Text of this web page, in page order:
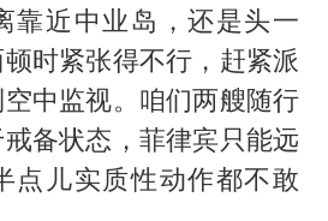
靠近中业岛，还是头一
时紧张得不行，赶紧派
中监视。咱们两艘随行
备状态，菲律宾只能远
点儿实质性动作都不敢